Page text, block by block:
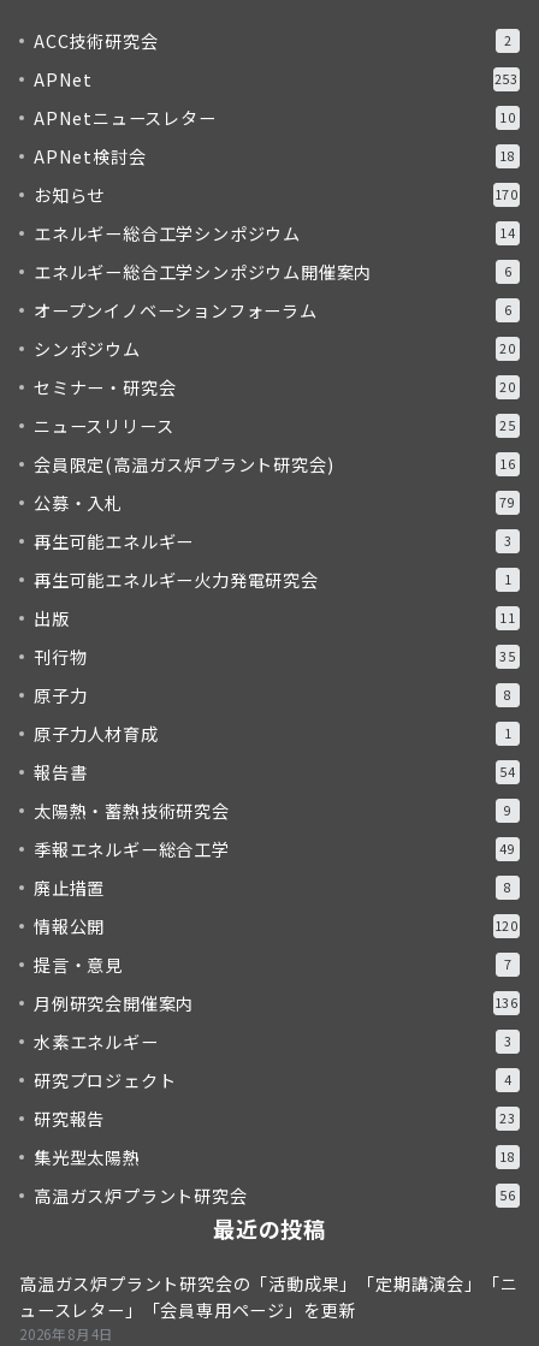
ACC技術研究会 2
APNet 253
APNetニュースレター 10
APNet検討会 18
お知らせ 170
エネルギー総合工学シンポジウム 14
エネルギー総合工学シンポジウム開催案内 6
オープンイノベーションフォーラム 6
シンポジウム 20
セミナー・研究会 20
ニュースリリース 25
会員限定(高温ガス炉プラント研究会) 16
公募・入札 79
再生可能エネルギー 3
再生可能エネルギー火力発電研究会 1
出版 11
刊行物 35
原子力 8
原子力人材育成 1
報告書 54
太陽熱・蓄熱技術研究会 9
季報エネルギー総合工学 49
廃止措置 8
情報公開 120
提言・意見 7
月例研究会開催案内 136
水素エネルギー 3
研究プロジェクト 4
研究報告 23
集光型太陽熱 18
高温ガス炉プラント研究会 56
最近の投稿
高温ガス炉プラント研究会の「活動成果」「定期講演会」「ニ
ュースレター」「会員専用ページ」を更新
2026年8月4日